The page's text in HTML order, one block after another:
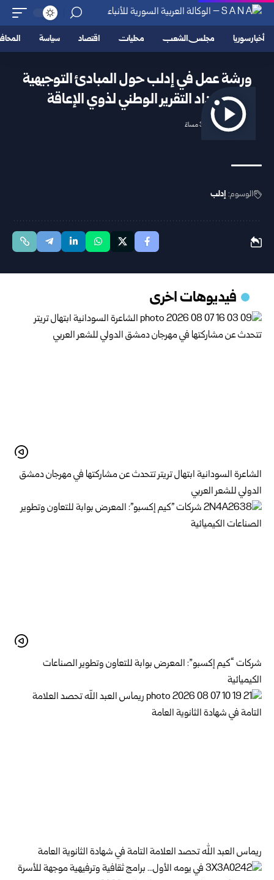
أخبار سوريا مجلس الشعب محليات اقتصاد سياسة
ورشة عمل في إدلب حول المبادئ التوجيهية
لإعداد التقرير الوطني لذوي الإعاقة
2025/10/31 3:35 مساءً
الوسوم: إدلب
فيديوهات اخرى
الشاعرة السودانية ابتهال تريتر تتحدث عن مشاركتها في مهرجان دمشق
الدولي للشعر العربي
شركات “كيم إكسبو”: المعرض بوابة للتعاون وتطوير الصناعات
الكيميائية
ريماس العبد الله تحصد العلامة التامة في شهادة الثانوية العامة